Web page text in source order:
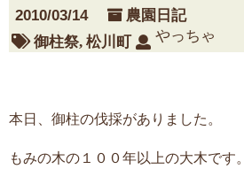
2010/03/14
農園日記
御柱祭, 松川町 やっちゃ
本日、御柱の伐採がありました。
もみの木の１００年以上の大木です。